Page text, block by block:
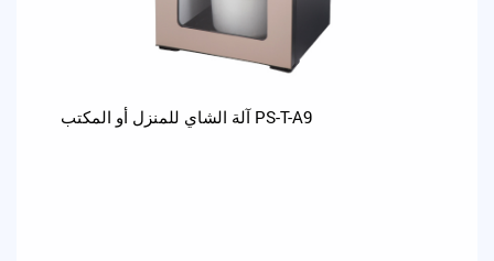
آلة الشاي للمنزل أو المكتب PS-T-A9